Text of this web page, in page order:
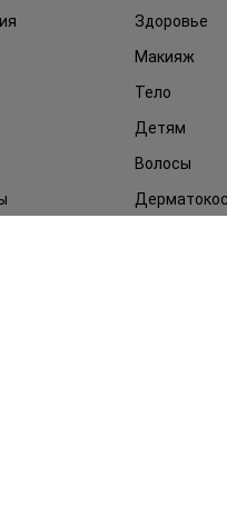
Здоровье
Макияж
Тело
Детям
Волосы